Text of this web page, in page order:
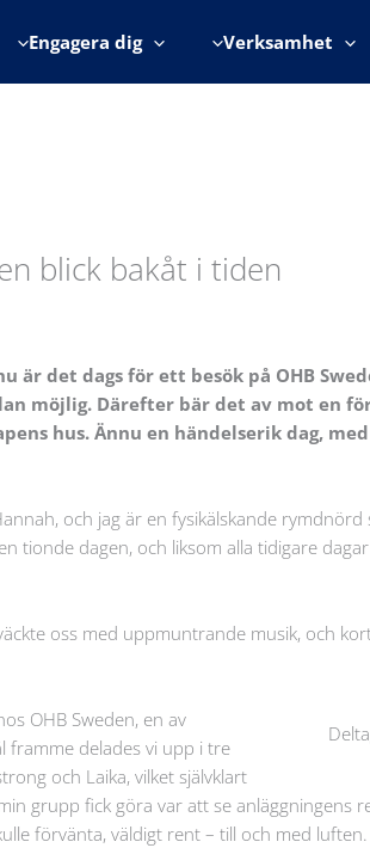
Engagera dig Verksamhet
blick bakåt i tiden
det dags för ett besök på OHB
möjlig. Därefter bär det av mot en
hus. Ännu en händelserik dag,
och jag är en fysikälskande
tionde dagen, och liksom alla tidigare
oss med uppmuntrande musik, och
OHB Sweden, en av
framme delades vi upp i tre
och Laika, vilket självklart
grupp fick göra var att se
förvänta, väldigt rent – till och med